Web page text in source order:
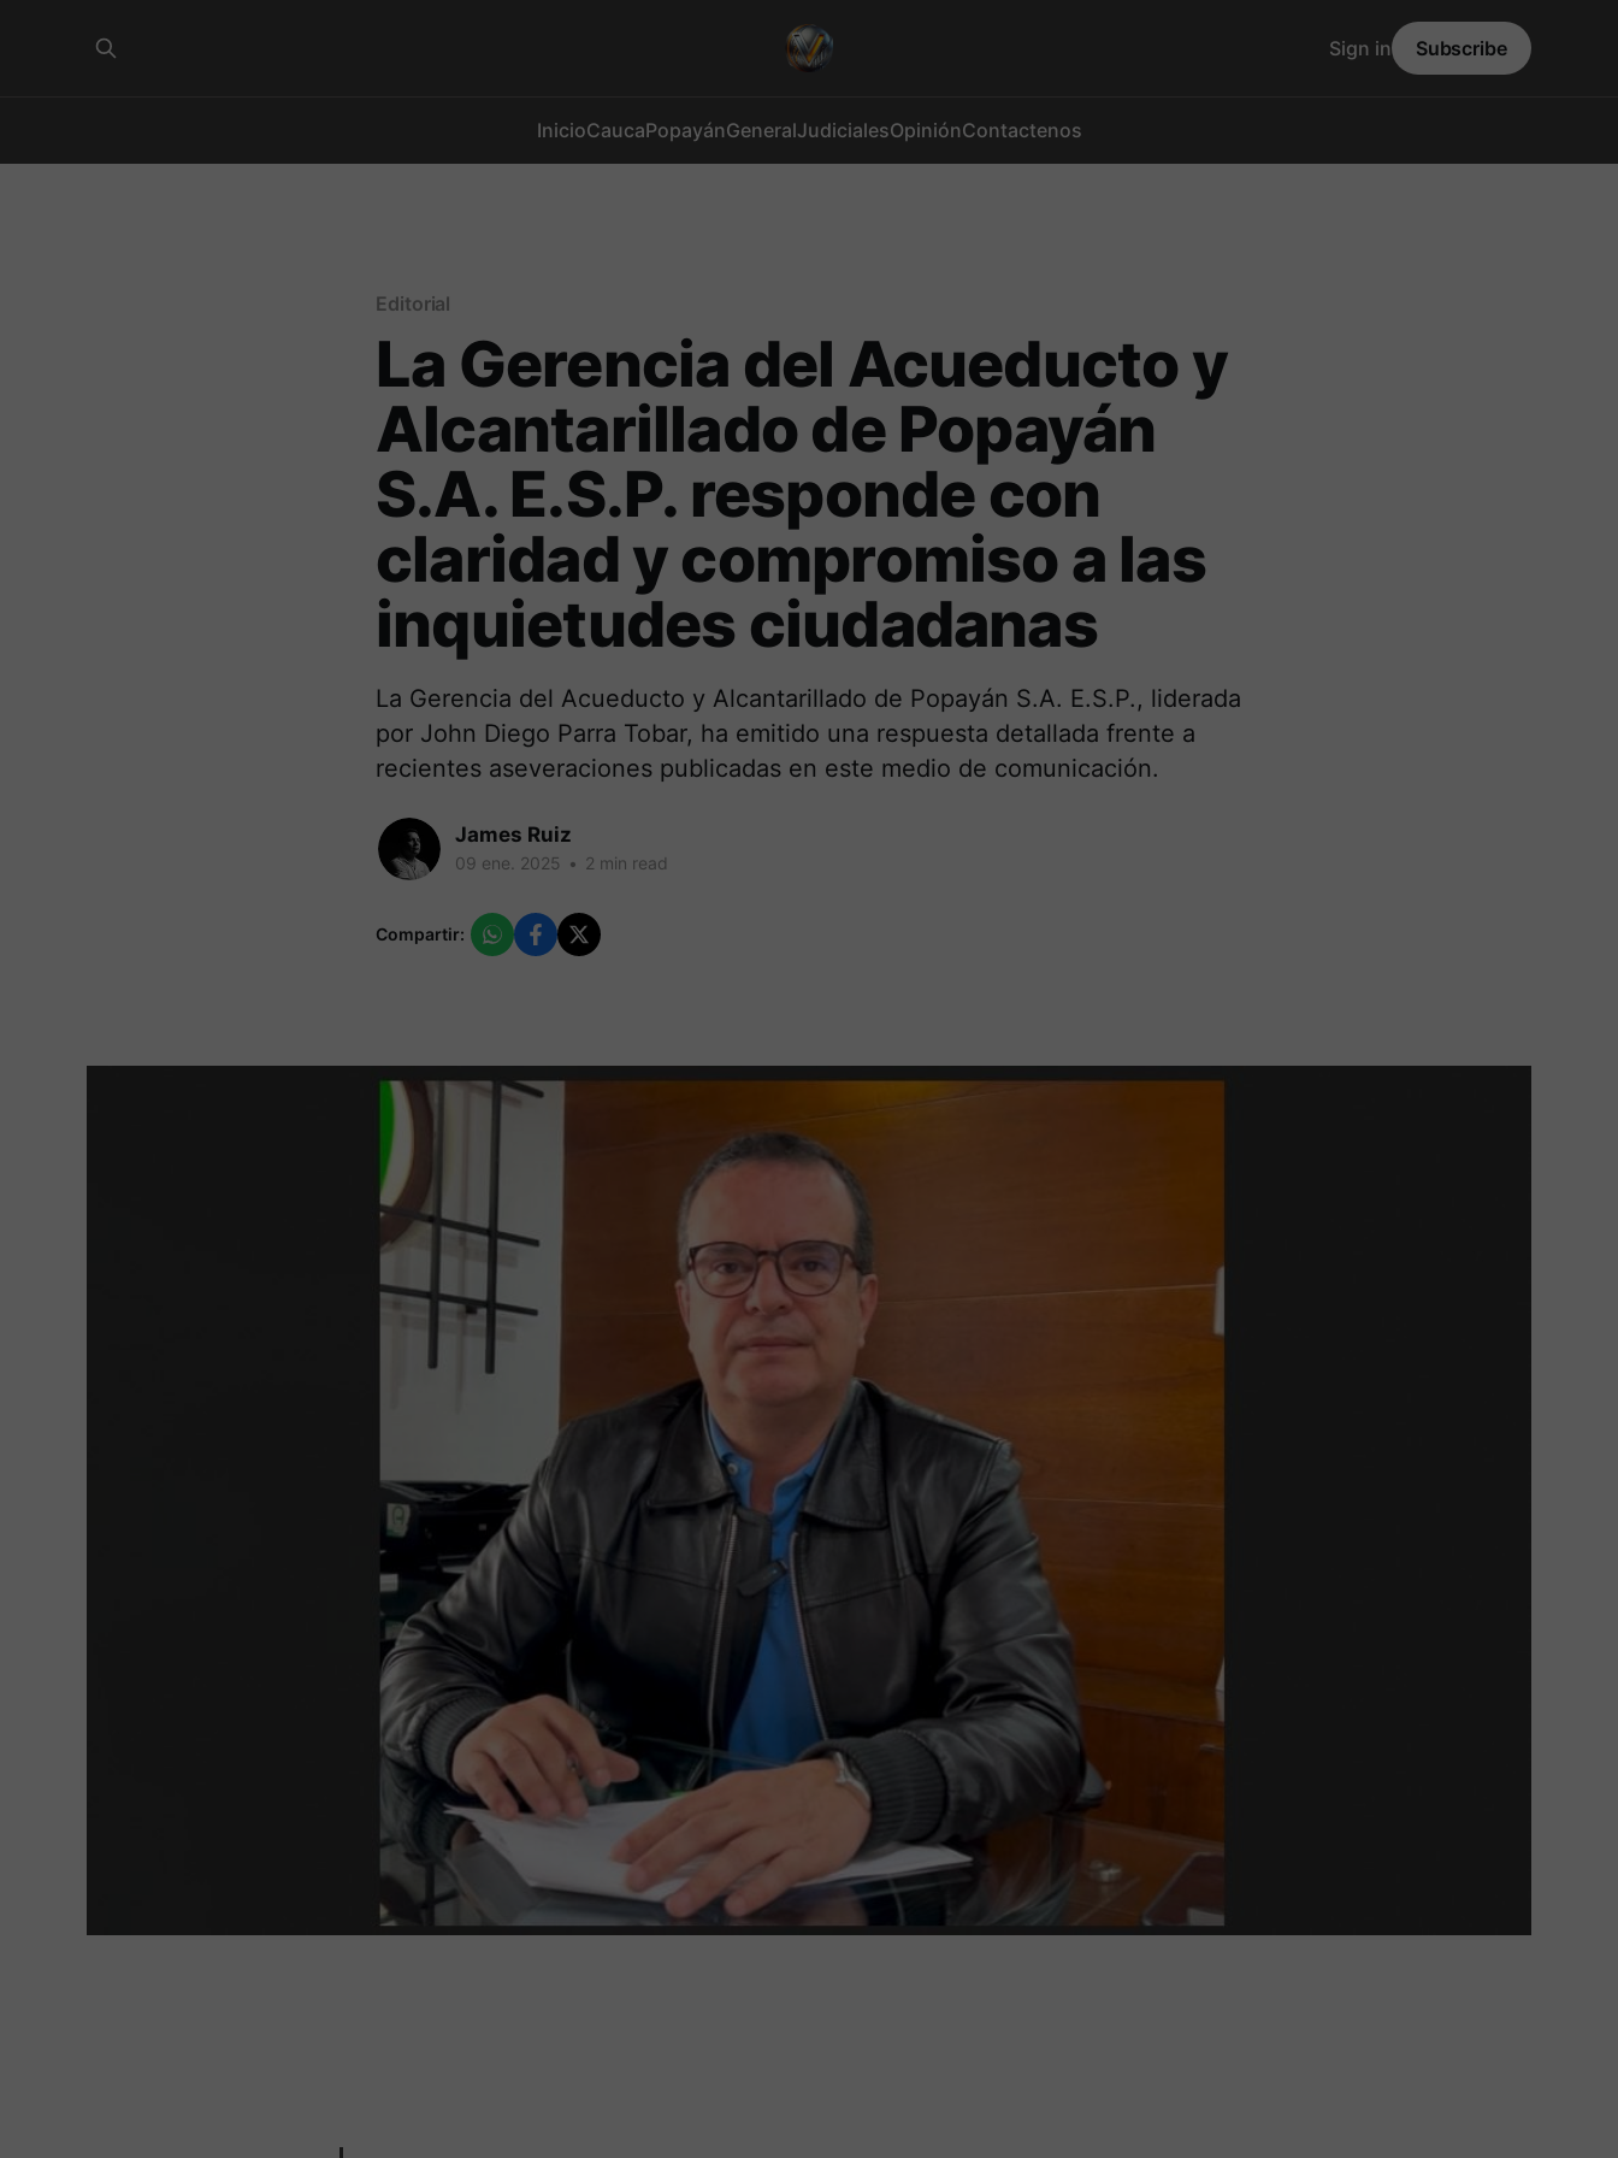
InicioCaucaPopayánGeneralJudicialesOpiniónContactenos
Sign in Subscribe
Editorial
La Gerencia del Acueducto y
Alcantarillado de Popayán
S.A. E.S.P. responde con
claridad y compromiso a las
inquietudes ciudadanas
La Gerencia del Acueducto y Alcantarillado de Popayán S.A. E.S.P., liderada
por John Diego Parra Tobar, ha emitido una respuesta detallada frente a
recientes aseveraciones publicadas en este medio de comunicación.
James Ruiz
09 ene. 2025 • 2 min read
Compartir: